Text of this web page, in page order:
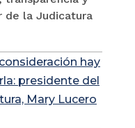
de la Judicatura
hay
presidente del
Mary Lucero